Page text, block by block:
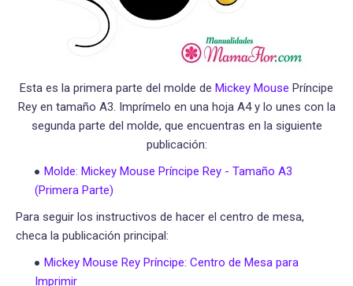
Esta es la primera parte del molde de Mickey Mouse Príncipe
Rey en tamaño A3. Imprímelo en una hoja A4 y lo unes con la
segunda parte del molde, que encuentras en la siguiente
publicación:
Molde: Mickey Mouse Príncipe Rey - Tamaño A3
(Primera Parte)
Para seguir los instructivos de hacer el centro de mesa,
checa la publicación principal:
Mickey Mouse Rey Príncipe: Centro de Mesa para
Imprimir